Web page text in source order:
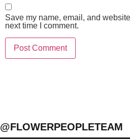
Save my name, email, and
next time I comment.
@FLOWERPEOPLETEAM